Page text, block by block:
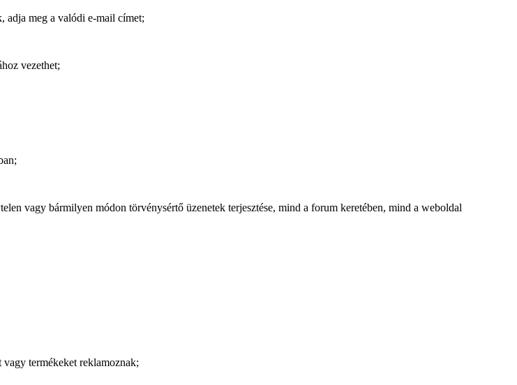
adja meg a valódi e-mail címet;
vezethet;
vagy bármilyen módon törvénysértő üzenetek terjesztése, mind a forum keretében, mind a weboldal
termékeket reklamoznak;